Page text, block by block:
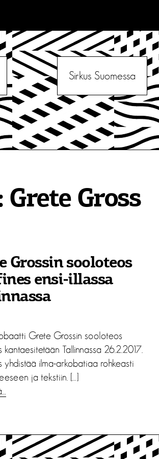
Sirkus Suomessa
Grete Gross
Grossin sooloteos
ensi-illassa
Grete Grossin sooloteos
kantaesitetään Tallinnassa 26.2.2017.
yhdistää ilma-arkobatiaa rohkeasti
ja tekstiin. […]